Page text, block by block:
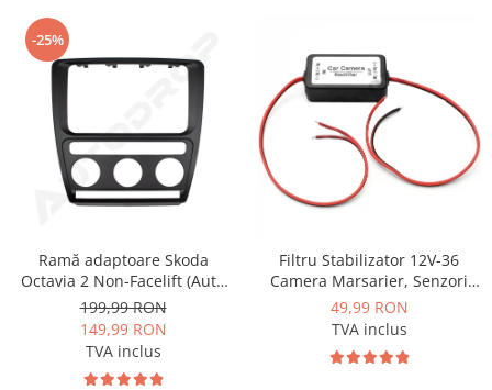
Suzuki
Renault
Nissan
Mitsubishi
Mazda
-25%
Ramă adaptoare Skoda
Octavia 2 Non-Facelift (Auto
A/C) 2004-2009 - fațetă
213×133 (RNS 510 / RCD 330),
montaj dedicat
199,99 RON
149,99 RON
TVA inclus
Filtru Stabilizator 12V-36
Camera Marsarier, Senzori
Auto Deparazitare - AD-
BGCFILTER
49,99 RON
TVA inclus